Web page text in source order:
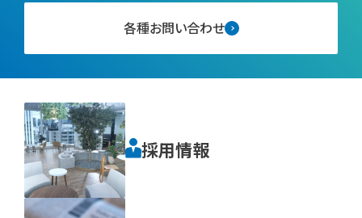
各種お問い合わせ
採用情報